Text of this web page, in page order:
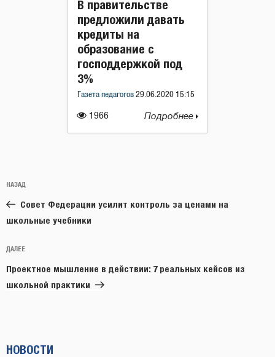
1966
В правительстве
предложили давать
кредиты на
образование с
господдержкой под
3%
Газета педагогов 29.06.2020 15:15
Подробнее
по
записям
Предыдущая
запись:
НАЗАД
Совет Федерации усилит контроль за ценами на
школьные учебники
Следующая
запись
ДАЛЕЕ
Проектное мышление в действии: 7 реальных кейсов из
школьной практики
НОВОСТИ